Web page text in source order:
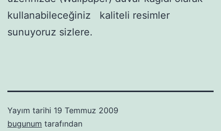
kullanabileceğiniz kaliteli resimler
sunuyoruz sizlere.
Yayım tarihi 19 Temmuz 2009
bugunum tarafından